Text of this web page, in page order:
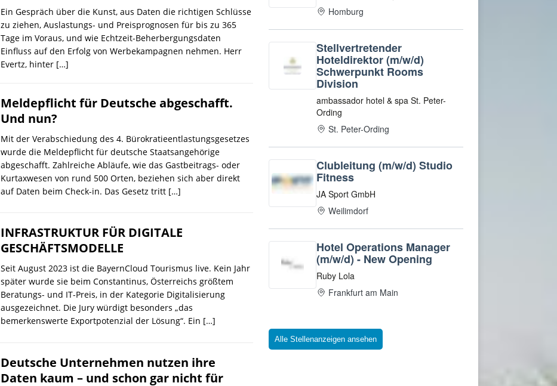
Ein Gespräch über die Kunst, aus Daten die richtigen Schlüsse
zu ziehen, Auslastungs- und Preisprognosen für bis zu 365
Tage im Voraus, und wie Echtzeit-Beherbergungsdaten
Einfluss auf den Erfolg von Werbekampagnen nehmen. Herr
Evertz, hinter […]
Meldepflicht für Deutsche abgeschafft.
Und nun?
Mit der Verabschiedung des 4. Bürokratieentlastungsgesetzes
wurde die Meldepflicht für deutsche Staatsangehörige
abgeschafft. Zahlreiche Abläufe, wie das Gastbeitrags- oder
Kurtaxwesen von rund 500 Orten, beziehen sich aber direkt
auf Daten beim Check-in. Das Gesetz tritt […]
INFRASTRUKTUR FÜR DIGITALE
GESCHÄFTSMODELLE
Seit August 2023 ist die BayernCloud Tourismus live. Kein Jahr
später wurde sie beim Constantinus, Österreichs größtem
Beratungs- und IT-Preis, in der Kategorie Digitalisierung
ausgezeichnet. Die Jury würdigt besonders „das
bemerkenswerte Exportpotenzial der Lösung“. Ein […]
Deutsche Unternehmen nutzen ihre
Daten kaum – und schon gar nicht für
Alle Stellenanzeigen ansehen